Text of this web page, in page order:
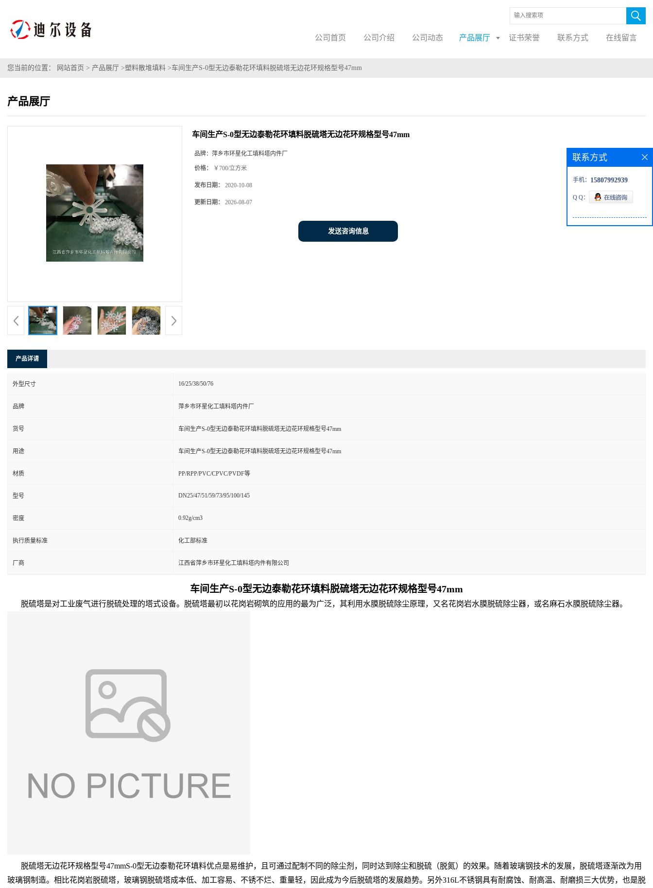
公司首页 公司介绍 公司动态 产品展厅 证书荣誉 联系方式 在线留言
您当前的位置： 网站首页 > 产品展厅 >塑料散堆填料 >车间生产S-0型无边泰勒花环填料脱硫塔无边花环规格型号47mm
产品展厅
车间生产S-0型无边泰勒花环填料脱硫塔无边花环规格型号47mm
品牌： 萍乡市环星化工填料塔内件厂
价格： ￥700/立方米
发布日期： 2020-10-08
更新日期： 2026-08-07
发送咨询信息
产品详请
外型尺寸 16/25/38/50/76
品牌 萍乡市环星化工填料塔内件厂
货号 车间生产S-0型无边泰勒花环填料脱硫塔无边花环规格型号47mm
用途 车间生产S-0型无边泰勒花环填料脱硫塔无边花环规格型号47mm
材质 PP/RPP/PVC/CPVC/PVDF等
型号 DN25/47/51/59/73/95/100/145
密度 0.92g/cm3
执行质量标准 化工部标准
厂商 江西省萍乡市环星化工填料塔内件有限公司
车间生产S-0型无边泰勒花环填料脱硫塔无边花环规格型号47mm
脱硫塔是对工业废气进行脱硫处理的塔式设备。脱硫塔最初以花岗岩砌筑的应用的最为广泛，其利用水膜脱硫除尘原理，又名花岗岩水膜脱硫除尘器，或名麻石水膜脱硫除尘器。
脱硫塔无边花环规格型号47mmS-0型无边泰勒花环填料优点是易维护，且可通过配制不同的除尘剂，同时达到除尘和脱硫（脱氮）的效果。随着玻璃钢技术的发展，脱硫塔逐渐改为用
玻璃钢制造。相比花岗岩脱硫塔，玻璃钢脱硫塔成本低、加工容易、不锈不烂、重量轻，因此成为今后脱硫塔的发展趋势。另外316L不锈钢具有耐腐蚀、耐高温、耐磨损三大优势，也是脱
联系方式
手机： 15807992939
Q Q：